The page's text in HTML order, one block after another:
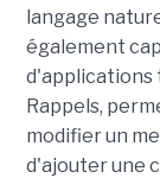
langage
également
d'applications
Rappels,
modifier un
d'ajouter une